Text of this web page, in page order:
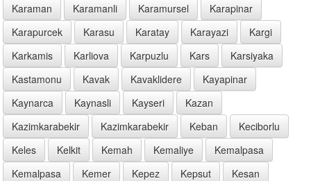
Karaman
Karamanli Karamursel
Karapinar
Karapurcek
Karasu Karatay Karayazi
Kargi
Karkamis
Karliova Karpuzlu Kars
Karsiyaka
Kastamonu
Kavak Kavaklidere
Kayapinar
Kaynarca
Kaynasli Kayseri
Kazan
Kazimkarabekir
Kazimkarabekir Keban
Keciborlu
Keles
Kelkit Kemah Kemaliye
Kemalpasa
Kemalpasa
Kemer Kepez Kepsut
Kesan